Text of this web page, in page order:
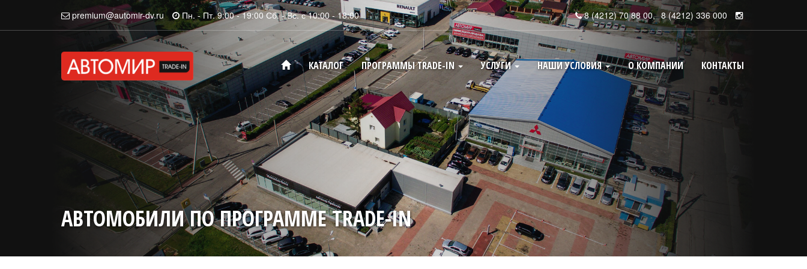
premium@automir-dv.ru Пн. - Пт. 9:00 - 19:00 Сб. - Вс. с 10:00 - 18:00 8 (4212) 70 88 00, 8 (4212) 336 000
КАТАЛОГ ПРОГРАММЫ TRADE-IN УСЛУГИ НАШИ УСЛОВИЯ О КОМПАНИИ КОНТАКТЫ
АВТОМОБИЛИ ПО ПРОГРАММЕ TRADE-IN